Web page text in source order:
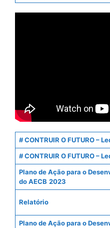
# CONTRUIR O FUTURO –
# CONTRUIR O FUTURO –
Plano de Ação para o
do AECB 2023
Relatório
Plano de Ação para o